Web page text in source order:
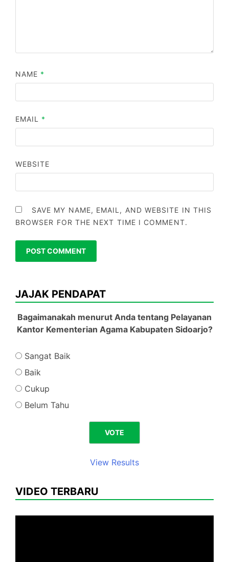
NAME *
EMAIL *
WEBSITE
SAVE MY NAME, EMAIL, AND WEBSITE IN THIS
BROWSER FOR THE NEXT TIME I COMMENT.
JAJAK PENDAPAT
Bagaimanakah menurut Anda tentang Pelayanan
Kantor Kementerian Agama Kabupaten Sidoarjo?
Sangat Baik
Baik
Cukup
Belum Tahu
View Results
VIDEO TERBARU